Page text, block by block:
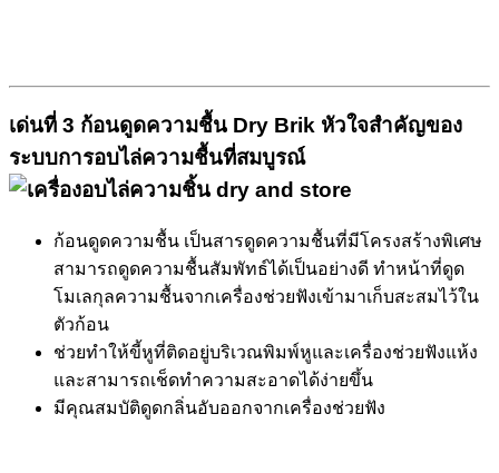
เด่นที่ 3 ก้อนดูดความชื้น Dry Brik หัวใจสำคัญของ
ระบบการอบไล่ความชื้นที่สมบูรณ์
ก้อนดูดความชื้น เป็นสารดูดความชื้นที่มีโครงสร้างพิเศษ
สามารถดูดความชื้นสัมพัทธ์ได้เป็นอย่างดี ทำหน้าที่ดูด
โมเลกุลความชื้นจากเครื่องช่วยฟังเข้ามาเก็บสะสมไว้ใน
ตัวก้อน
ช่วยทำให้ขี้หูที่ติดอยู่บริเวณพิมพ์หูและเครื่องช่วยฟังแห้ง
และสามารถเช็ดทำความสะอาดได้ง่ายขึ้น
มีคุณสมบัติดูดกลิ่นอับออกจากเครื่องช่วยฟัง